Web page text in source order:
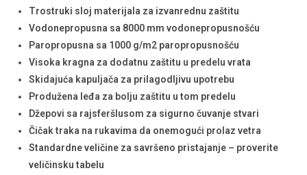
8,990 RSD.
Trostruki sloj materijala za izvanrednu zaštitu
Vodonepropusna sa 8000 mm vodonepropusnošću
Paropropusna sa 1000 g/m2 paropropusnošću
Visoka kragna za dodatnu zaštitu u predelu vrata
Skidajuća kapuljača za prilagodljivu upotrebu
Produžena leđa za bolju zaštitu u tom predelu
Džepovi sa rajsferšlusom za sigurno čuvanje stvari
Čičak traka na rukavima da onemogući prolaz vetra
Standardne veličine za savršeno pristajanje – proverite
veličinsku tabelu